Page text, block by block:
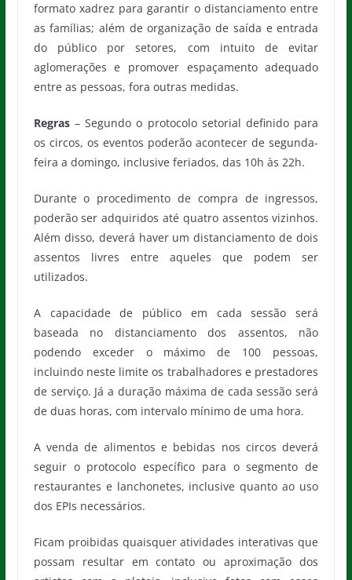
formato xadrez para garantir o distanciamento entre
as famílias; além de organização de saída e entrada
do público por setores, com intuito de evitar
aglomerações e promover espaçamento adequado
entre as pessoas, fora outras medidas.
Regras – Segundo o protocolo setorial definido para
os circos, os eventos poderão acontecer de segunda-
feira a domingo, inclusive feriados, das 10h às 22h.
Durante o procedimento de compra de ingressos,
poderão ser adquiridos até quatro assentos vizinhos.
Além disso, deverá haver um distanciamento de dois
assentos livres entre aqueles que podem ser
utilizados.
A capacidade de público em cada sessão será
baseada no distanciamento dos assentos, não
podendo exceder o máximo de 100 pessoas,
incluindo neste limite os trabalhadores e prestadores
de serviço. Já a duração máxima de cada sessão será
de duas horas, com intervalo mínimo de uma hora.
A venda de alimentos e bebidas nos circos deverá
seguir o protocolo específico para o segmento de
restaurantes e lanchonetes, inclusive quanto ao uso
dos EPIs necessários.
Ficam proibidas quaisquer atividades interativas que
possam resultar em contato ou aproximação dos